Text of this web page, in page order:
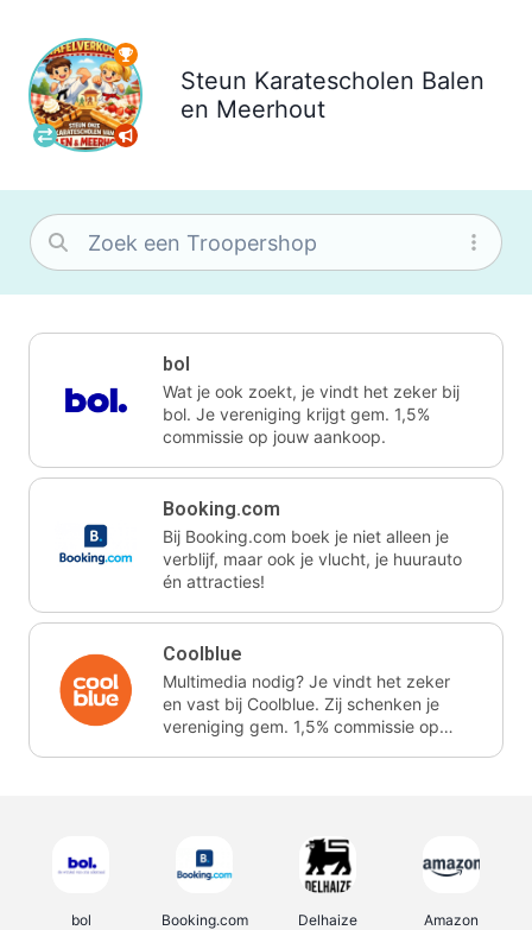
Steun Karatescholen Balen
en Meerhout
bol
Wat je ook zoekt, je vindt het zeker bij
bol. Je vereniging krijgt gem. 1,5%
commissie op jouw aankoop.
Booking.com
Bij Booking.com boek je niet alleen je
verblijf, maar ook je vlucht, je huurauto
én attracties!
Coolblue
Multimedia nodig? Je vindt het zeker
en vast bij Coolblue. Zij schenken je
vereniging gem. 1,5% commissie op
bol Booking.com Delhaize Amazon